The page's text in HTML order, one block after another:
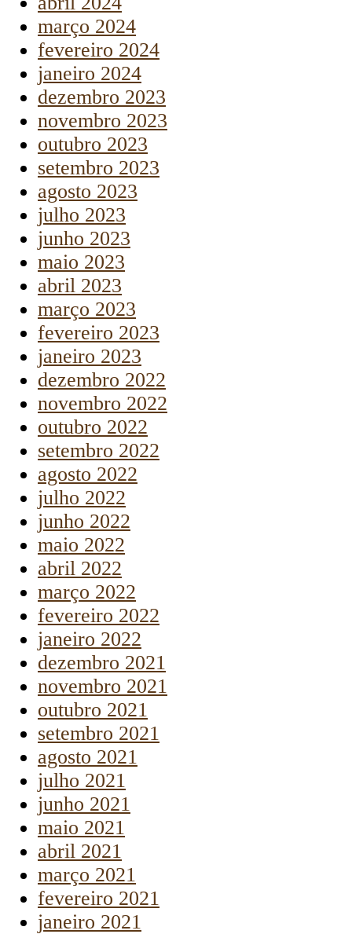
março 2024
fevereiro 2024
janeiro 2024
dezembro 2023
novembro 2023
outubro 2023
setembro 2023
agosto 2023
julho 2023
junho 2023
maio 2023
abril 2023
março 2023
fevereiro 2023
janeiro 2023
dezembro 2022
novembro 2022
outubro 2022
setembro 2022
agosto 2022
julho 2022
junho 2022
maio 2022
abril 2022
março 2022
fevereiro 2022
janeiro 2022
dezembro 2021
novembro 2021
outubro 2021
setembro 2021
agosto 2021
julho 2021
junho 2021
maio 2021
abril 2021
março 2021
fevereiro 2021
janeiro 2021